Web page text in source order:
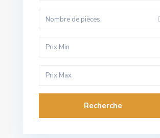
Nombre de pièces
Recherche